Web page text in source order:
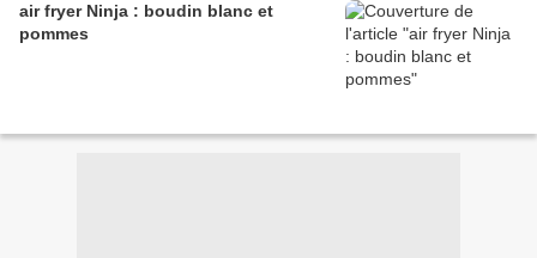
air fryer Ninja : boudin blanc et
pommes